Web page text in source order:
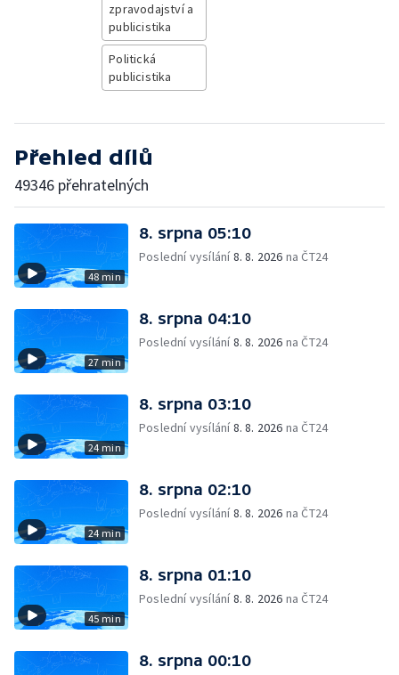
zpravodajství a
publicistika
Politická
publicistika
Přehled dílů
49346 přehratelných
48 min
8. srpna 05:10
Poslední vysílání8. 8. 2026 na ČT24
27 min
8. srpna 04:10
Poslední vysílání8. 8. 2026 na ČT24
24 min
8. srpna 03:10
Poslední vysílání8. 8. 2026 na ČT24
24 min
8. srpna 02:10
Poslední vysílání8. 8. 2026 na ČT24
45 min
8. srpna 01:10
Poslední vysílání8. 8. 2026 na ČT24
8. srpna 00:10